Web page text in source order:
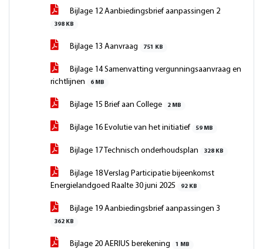
Bijlage 12 Aanbiedingsbrief aanpassingen 2
398 KB
Bijlage 13 Aanvraag 751 KB
Bijlage 14 Samenvatting vergunningsaanvraag en
richtlijnen
6 MB
Bijlage 15 Brief aan College 2 MB
Bijlage 16 Evolutie van het initiatief 59 MB
Bijlage 17 Technisch onderhoudsplan 328 KB
Bijlage 18 Verslag Participatie bijeenkomst
Energielandgoed Raalte 30 juni 2025
92 KB
Bijlage 19 Aanbiedingsbrief aanpassingen 3
362 KB
Bijlage 20 AERIUS berekening 1 MB